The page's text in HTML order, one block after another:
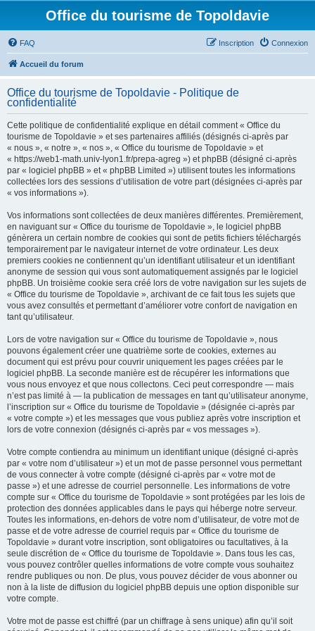
Office du tourisme de Topoldavie
FAQ Connexion
Inscription
Accueil du forum
Office du tourisme de Topoldavie - Politique de
confidentialité
Cette politique de confidentialité explique en détail comment « Office du
tourisme de Topoldavie » et ses partenaires affiliés (désignés ci-après par
« nous », « notre », « nos », « Office du tourisme de Topoldavie » et
« https://web1-math.univ-lyon1.fr/prepa-agreg ») et phpBB (désigné ci-après
par « logiciel phpBB » et « phpBB Limited ») utilisent toutes les informations
collectées lors des sessions d’utilisation de votre part (désignées ci-après par
« vos informations »).
Vos informations sont collectées de deux manières différentes. Premièrement,
en naviguant sur « Office du tourisme de Topoldavie », le logiciel phpBB
génèrera un certain nombre de cookies qui sont de petits fichiers téléchargés
temporairement par le navigateur internet de votre ordinateur. Les deux
premiers cookies ne contiennent qu’un identifiant utilisateur et un identifiant
anonyme de session qui vous sont automatiquement assignés par le logiciel
phpBB. Un troisième cookie sera créé lors de votre navigation sur les sujets de
« Office du tourisme de Topoldavie », archivant de ce fait tous les sujets que
vous avez consultés et permettant d’améliorer votre confort de navigation en
tant qu’utilisateur.
Lors de votre navigation sur « Office du tourisme de Topoldavie », nous
pouvons également créer une quatrième sorte de cookies, externes au
document qui est prévu pour couvrir uniquement les pages créées par le
logiciel phpBB. La seconde manière est de récupérer les informations que
vous nous envoyez et que nous collectons. Ceci peut correspondre — mais
n’est pas limité à — la publication de messages en tant qu’utilisateur anonyme,
l’inscription sur « Office du tourisme de Topoldavie » (désignée ci-après par
« votre compte ») et les messages que vous publiez après votre inscription et
lors de votre connexion (désignés ci-après par « vos messages »).
Votre compte contiendra au minimum un identifiant unique (désigné ci-après
par « votre nom d’utilisateur ») et un mot de passe personnel vous permettant
de vous connecter à votre compte (désigné ci-après par « votre mot de
passe ») et une adresse de courriel personnelle. Les informations de votre
compte sur « Office du tourisme de Topoldavie » sont protégées par les lois de
protection des données applicables dans le pays qui héberge notre serveur.
Toutes les informations, en-dehors de votre nom d’utilisateur, de votre mot de
passe et de votre adresse de courriel requis par « Office du tourisme de
Topoldavie » durant votre inscription, sont obligatoires ou facultatives, à la
seule discrétion de « Office du tourisme de Topoldavie ». Dans tous les cas,
vous pouvez contrôler quelles informations de votre compte vous souhaitez
rendre publiques ou non. De plus, vous pouvez décider de vous abonner ou
non à la liste de diffusion du logiciel phpBB depuis une option disponible sur
votre compte.
Votre mot de passe est chiffré (par un chiffrage à sens unique) afin qu’il soit